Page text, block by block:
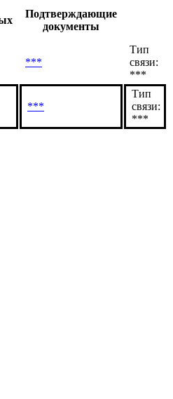
Подтверждающие
документы
***
Тип
связи:
***
***
Тип
связи:
***